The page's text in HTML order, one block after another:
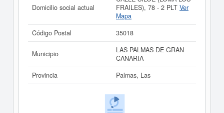
Domicilio social actual
FRAILES), 78 - 2 PLT Ver
Mapa
Código Postal
35018
Municipio
LAS PALMAS DE GRAN
CANARIA
Provincia
Palmas, Las